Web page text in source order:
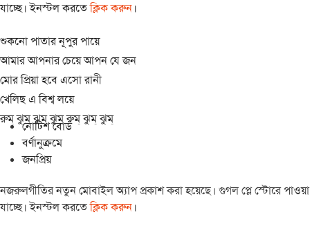
যাচ্ছে। ইনস্টল করতেক্লিক করুন।
শুকনো পাতার নূপুর পায়ে
আমার আপনার চেয়ে আপন যে জন
মোর প্রিয়া হবে এসো রানী
খেলিছ এ বিশ্ব লয়ে
রুম্ ঝুম্ ঝুম্ ঝুম্ রুম্ ঝুম্ ঝুম্
নোটিশ বোর্ড
বর্ণানুক্রমে
জনপ্রিয়
নজরুলগীতির নতুন মোবাইল অ্যাপ প্রকাশ করা হয়েছে। গুগল প্লে স্টোরে পাওয়া
যাচ্ছে। ইনস্টল করতেক্লিক করুন।